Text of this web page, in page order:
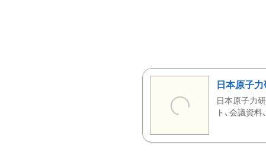
日本原子
日本原子力
ト、会議資料